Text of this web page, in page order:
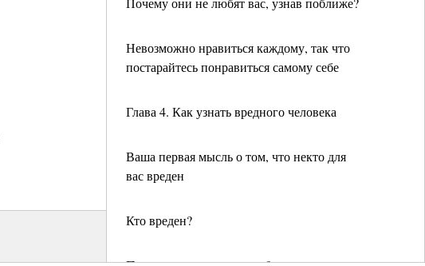
Невозможно нравиться каждому, так что
постарайтесь понравиться самому себе
Глава 4. Как узнать вредного человека
Ваша первая мысль о том, что некто для
вас вреден
Кто вреден?